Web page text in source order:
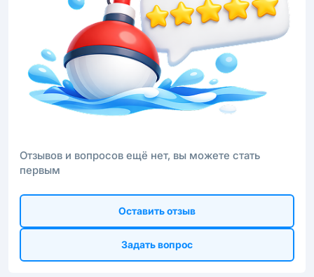
Отзывов и вопросов ещё нет, вы можете стать
первым
Оставить отзыв
Задать вопрос